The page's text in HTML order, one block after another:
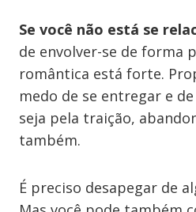
Se você não está se
de envolver-se de forma
romântica está forte.
medo de se entregar e
seja pela traição,
também.
É preciso desapegar de